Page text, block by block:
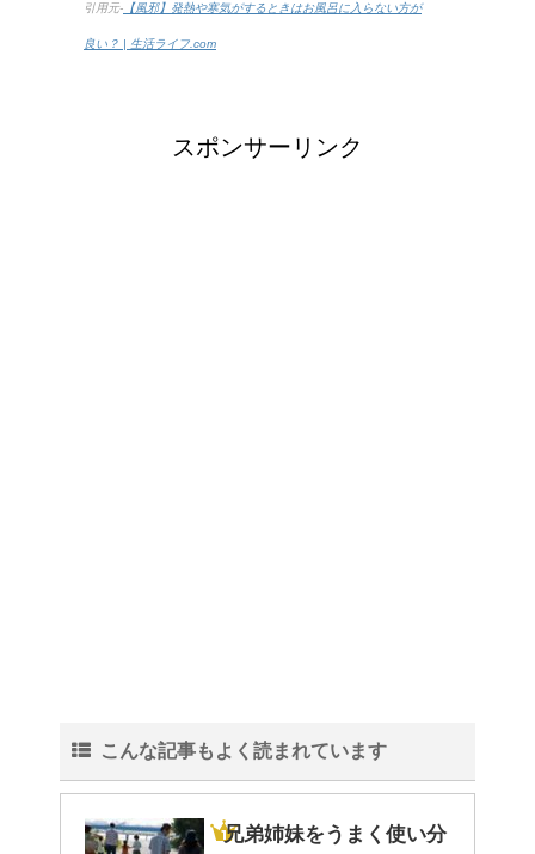
引用元- 【風邪】発熱や寒気がするときはお風呂に入らない方が
良い？ | 生活ライフ.com
スポンサーリンク
こんな記事もよく読まれています
兄弟姉妹をうまく使い分